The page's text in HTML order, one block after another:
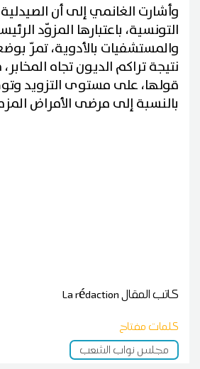
وأشارت الغانمي إلى أن
التونسية، باعتبارها المزوّد
والمستشفيات بالأدوية، تمرّ
نتيجة تراكم الديون تجاه
قولها، على مستوى التزويد
بالنسبة إلى مرضى الأمراض
كاتب المقالLa rédaction
كلمات مفتاح
مجلس نواب الشعب